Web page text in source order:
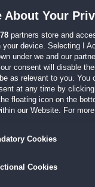
| AGB|Impressum
About Your
partners store and
your device. Selecting I
under we and our
consent will disable
as relevant to you. You
at any time by
floating icon on the
our Website. For
Cookies
Cookies